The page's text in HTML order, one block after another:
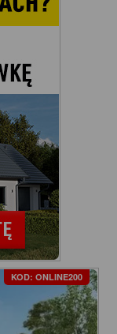
KOD: ONLINE200